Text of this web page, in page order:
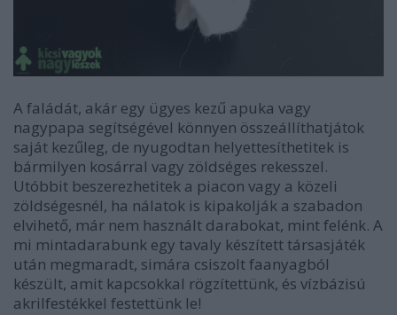
A faládát, akár egy ügyes kezű apuka vagy
nagypapa segítségével könnyen összeállíthatjátok
saját kezűleg, de nyugodtan helyettesíthetitek is
bármilyen kosárral vagy zöldséges rekesszel.
Utóbbit beszerezhetitek a piacon vagy a közeli
zöldségesnél, ha nálatok is kipakolják a szabadon
elvihető, már nem használt darabokat, mint felénk. A
mi mintadarabunk egy tavaly készített társasjáték
után megmaradt, simára csiszolt faanyagból
készült, amit kapcsokkal rögzítettünk, és vízbázisú
akrilfestékkel festettünk le!